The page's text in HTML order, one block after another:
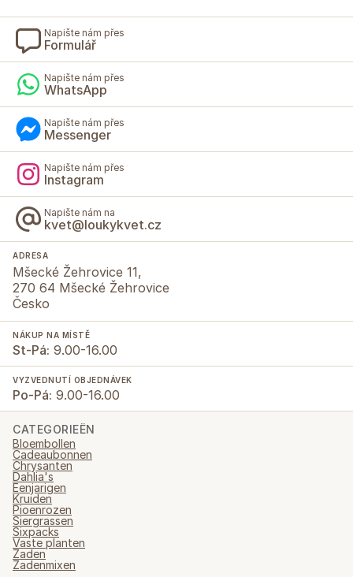
Napište nám přes
Formulář
Napište nám přes
WhatsApp
Napište nám přes
Messenger
Napište nám přes
Instagram
Napište nám na
kvet@loukykvet.cz
ADRESA
Mšecké Žehrovice 11,
270 64 Mšecké Žehrovice
Česko
NÁKUP NA MÍSTĚ
St-Pá: 9.00-16.00
VYZVEDNUTÍ OBJEDNÁVEK
Po-Pá: 9.00-16.00
CATEGORIEËN
Bloembollen
Cadeaubonnen
Chrysanten
Dahlia's
Eenjarigen
Kruiden
Pioenrozen
Siergrassen
Sixpacks
Vaste planten
Zaden
Zadenmixen